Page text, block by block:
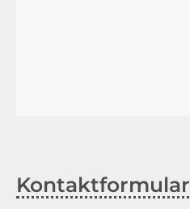
Kontaktformular